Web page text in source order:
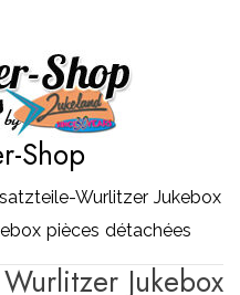
Shop
Wurlitzer Jukebox
pièces détachées
Wurlitzer Jukebox